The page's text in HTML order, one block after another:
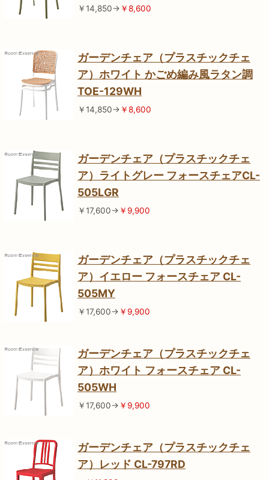
￥14,850→ ￥8,600
ガーデンチェア（プラスチックチェ
ア）ホワイト かごめ編み風ラタン調
TOE-129WH
￥14,850→ ￥8,600
ガーデンチェア（プラスチックチェ
ア）ライトグレー フォースチェアCL-
505LGR
￥17,600→ ￥9,900
ガーデンチェア（プラスチックチェ
ア）イエロー フォースチェア CL-
505MY
￥17,600→ ￥9,900
ガーデンチェア（プラスチックチェ
ア）ホワイト フォースチェア CL-
505WH
￥17,600→ ￥9,900
ガーデンチェア（プラスチックチェ
ア）レッド CL-797RD